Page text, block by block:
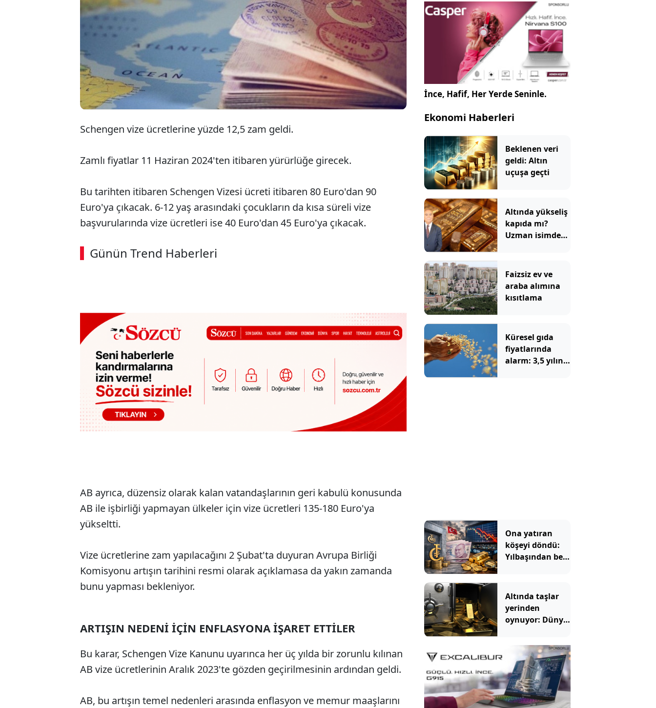
Avrupa ülkelerine vizesiz seyahat imkanı sağlayan
Schengen Vizesi ücreti 11 Haziran 2024'ten itibaren
yüzde 12 zamlanacak.
Schengen vize ücretlerine yüzde 12,5 zam geldi.
Zamlı fiyatlar 11 Haziran 2024'ten itibaren yürürlüğe girecek.
Bu tarihten itibaren Schengen Vizesi ücreti itibaren 80 Euro'dan 90
Euro'ya çıkacak. 6-12 yaş arasındaki çocukların da kısa süreli vize
başvurularında vize ücretleri ise 40 Euro'dan 45 Euro'ya çıkacak.
Günün Trend Haberleri
AB ayrıca, düzensiz olarak kalan vatandaşlarının geri kabulü konusunda
AB ile işbirliği yapmayan ülkeler için vize ücretleri 135-180 Euro'ya
yükseltti.
Vize ücretlerine zam yapılacağını 2 Şubat'ta duyuran Avrupa Birliği
Komisyonu artışın tarihini resmi olarak açıklamasa da yakın zamanda
bunu yapması bekleniyor.
ARTIŞIN NEDENİ İÇİN ENFLASYONA İŞARET ETTİLER
Bu karar, Schengen Vize Kanunu uyarınca her üç yılda bir zorunlu kılınan
AB vize ücretlerinin Aralık 2023'te gözden geçirilmesinin ardından geldi.
AB, bu artışın temel nedenleri arasında enflasyon ve memur maaşlarını
İnce, Hafif, Her Yerde Seninle.
Ekonomi Haberleri
Beklenen veri
geldi: Altın
uçuşa geçti
Altında yükseliş
kapıda mı?
Uzman isimden
Faizsiz ev ve
araba alımına
kısıtlama
Küresel gıda
fiyatlarında
alarm: 3,5 yılın
Ona yatıran
köşeyi döndü:
Yılbaşından beri
Altında taşlar
yerinden
oynuyor: Dünya
sonra tarihi
hamle